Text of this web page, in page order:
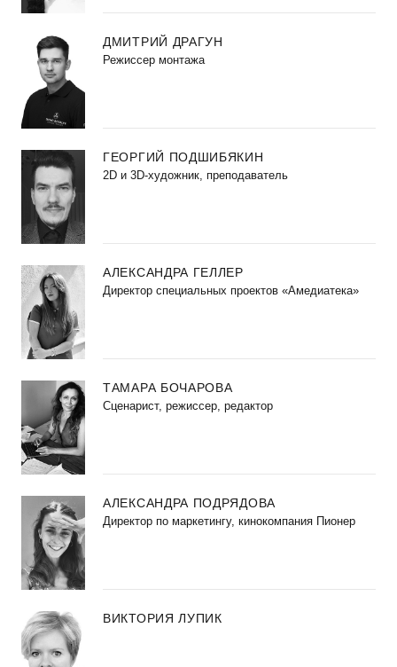
ДМИТРИЙ ДРАГУН
Режиссер монтажа
ГЕОРГИЙ ПОДШИБЯКИН
2D и 3D-художник, преподаватель
АЛЕКСАНДРА ГЕЛЛЕР
Директор специальных проектов «Амедиатека»
ТАМАРА БОЧАРОВА
Сценарист, режиссер, редактор
АЛЕКСАНДРА ПОДРЯДОВА
Директор по маркетингу, кинокомпания Пионер
ВИКТОРИЯ ЛУПИК